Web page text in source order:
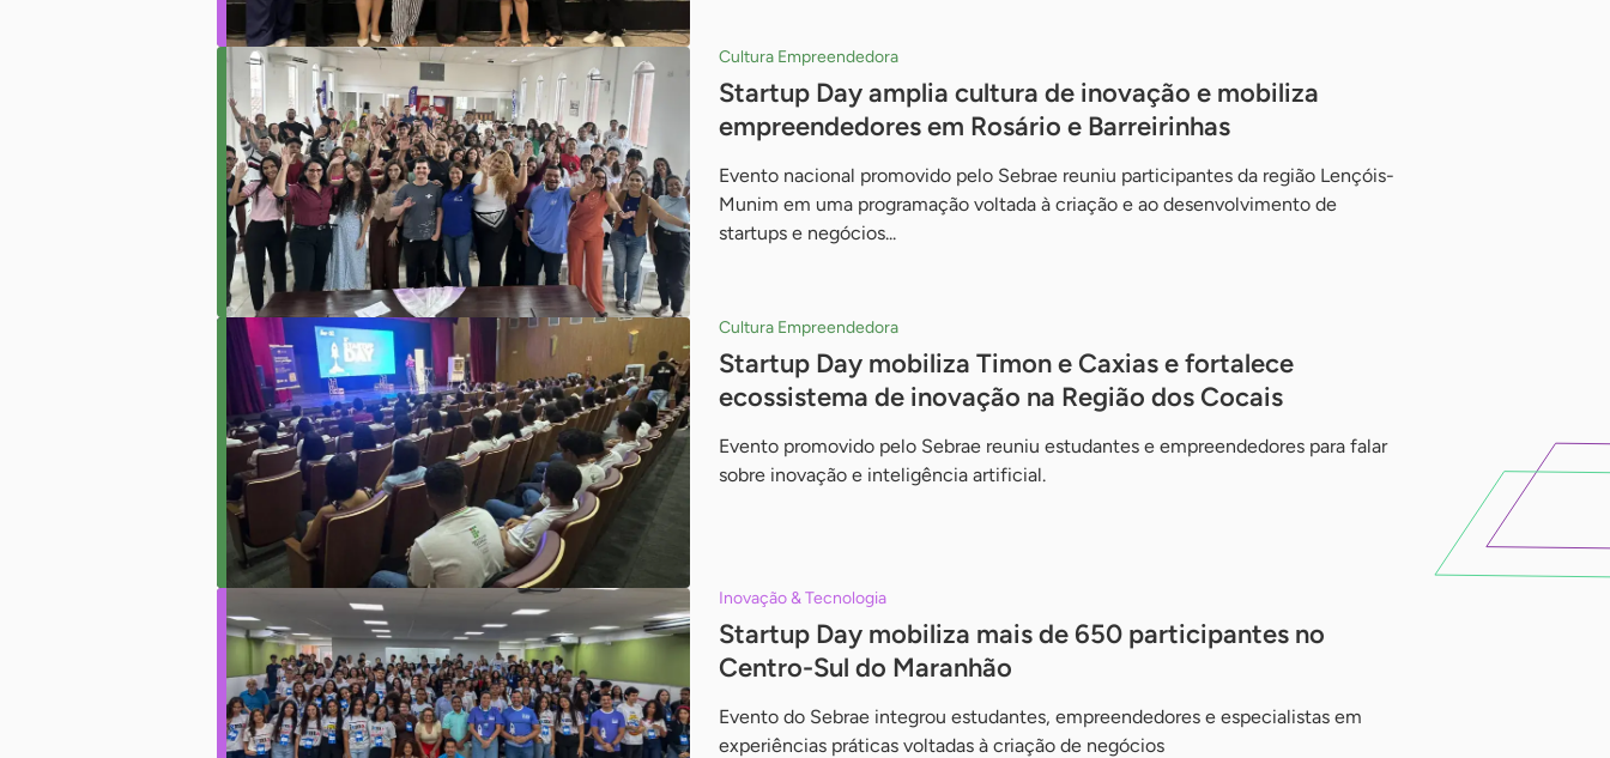
Cultura Empreendedora
Startup Day amplia cultura de inovação e mobiliza
empreendedores em Rosário e Barreirinhas
Evento nacional promovido pelo Sebrae reuniu participantes da região Lençóis-
Munim em uma programação voltada à criação e ao desenvolvimento de
startups e negócios...
Cultura Empreendedora
Startup Day mobiliza Timon e Caxias e fortalece
ecossistema de inovação na Região dos Cocais
Evento promovido pelo Sebrae reuniu estudantes e empreendedores para falar
sobre inovação e inteligência artificial.
Inovação & Tecnologia
Startup Day mobiliza mais de 650 participantes no
Centro-Sul do Maranhão
Evento do Sebrae integrou estudantes, empreendedores e especialistas em
experiências práticas voltadas à criação de negócios